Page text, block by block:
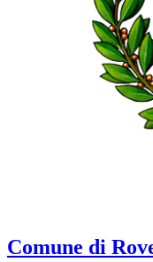
Comune di